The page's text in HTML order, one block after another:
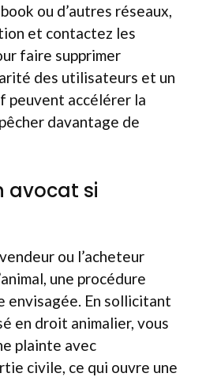
ou d’autres réseaux,
et contactez les
faire supprimer
des utilisateurs et un
peuvent accélérer la
davantage de
avocat si
ou l’acheteur
une procédure
envisagée. En sollicitant
en droit animalier, vous
plainte avec
civile, ce qui ouvre une